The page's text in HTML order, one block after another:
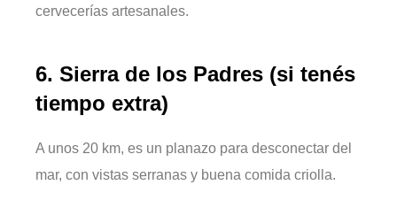
cervecerías artesanales.
6. Sierra de los Padres (si tenés
tiempo extra)
A unos 20 km, es un planazo para desconectar del
mar, con vistas serranas y buena comida criolla.